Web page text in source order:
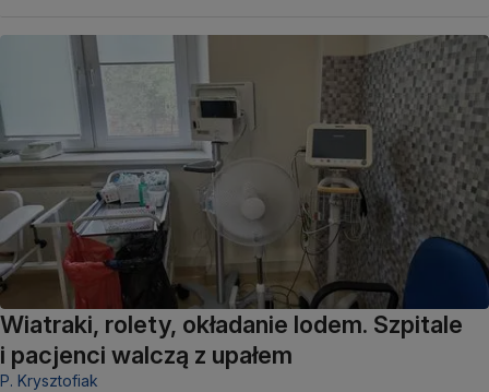
Wiatraki, rolety, okładanie lodem. Szpitale
i pacjenci walczą z upałem
P. Krysztofiak